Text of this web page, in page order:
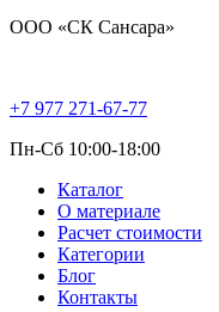
ООО «СК Сансара»
+7 977 271-67-77
Пн-Сб 10:00-18:00
Каталог
О материале
Расчет стоимости
Категории
Блог
Контакты